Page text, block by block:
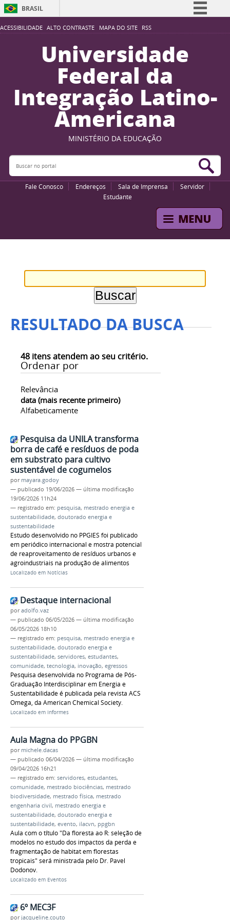
ACESSIBILIDADE ALTO CONTRASTE MAPA DO SITE RSS
BRASIL
Simplifique!
Participe
Acesso à informação
Legislação
Canais
Universidade
Federal da
Integração Latino-
Americana
MINISTÉRIO DA EDUCAÇÃO
Buscar no portal
Fale Conosco Endereços Sala de Imprensa
Servidor
Estudante
RESULTADO DA BUSCA
48 itens atendem ao seu critério.
Ordenar por
Relevância
data (mais recente primeiro)
Alfabeticamente
Pesquisa da UNILA transforma
borra de café e resíduos de poda
em substrato para cultivo
sustentável de cogumelos
por mayara.godoy
— publicado 19/06/2026 — última modificação
19/06/2026 11h24
— registrado em: pesquisa, mestrado energia e
sustentabilidade, doutorado energia e
sustentabilidade
Estudo desenvolvido no PPGIES foi publicado
em periódico internacional e mostra potencial
de reaproveitamento de resíduos urbanos e
agroindustriais na produção de alimentos
Localizado em Notícias
Destaque internacional
poradolfo.vaz
— publicado 06/05/2026 — última modificação
06/05/2026 18h10
— registrado em: pesquisa, mestrado energia e
sustentabilidade, doutorado energia e
sustentabilidade, servidores, estudantes,
comunidade, tecnologia, inovação, egressos
Pesquisa desenvolvida no Programa de Pós-
Graduação Interdisciplinar em Energia e
Sustentabilidade é publicada pela revista ACS
Omega, da American Chemical Society.
Localizado em Informes
Aula Magna do PPGBN
por michele.dacas
— publicado 06/04/2026 — última modificação
09/04/2026 16h21
— registrado em: servidores, estudantes,
comunidade, mestrado biociências, mestrado
biodiversidade, mestrado física, mestrado
engenharia civil, mestrado energia e
sustentabilidade, doutorado energia e
sustentabilidade, evento, ilacvn, ppgbn
Aula com o título "Da floresta ao R: seleção de
modelos no estudo dos impactos da perda e
fragmentação de habitat em florestas
tropicais" será ministrada pelo Dr. Pavel
Dodonov.
Localizado em Eventos
6º MEC3F
por jacqueline.couto